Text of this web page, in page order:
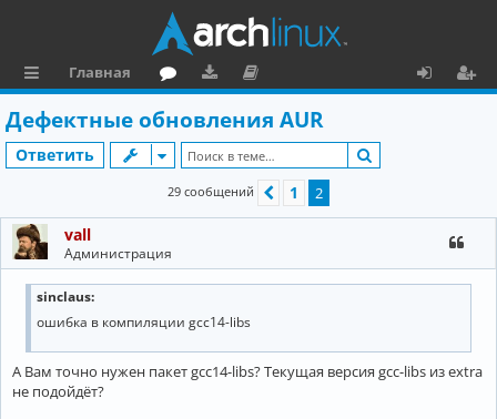
ы
л
и
Главная
ру
м
ру
зк
ку
м
та
я
ц
Дефектные обновления AUR
Ответить
29 сообщений Пред.
1 2
vall
Администрация
sinclaus:
ошибка в компиляции gcc14-libs
А Вам точно нужен пакет gcc14-libs? Текущая версия gcc-libs из extra
не подойдёт?